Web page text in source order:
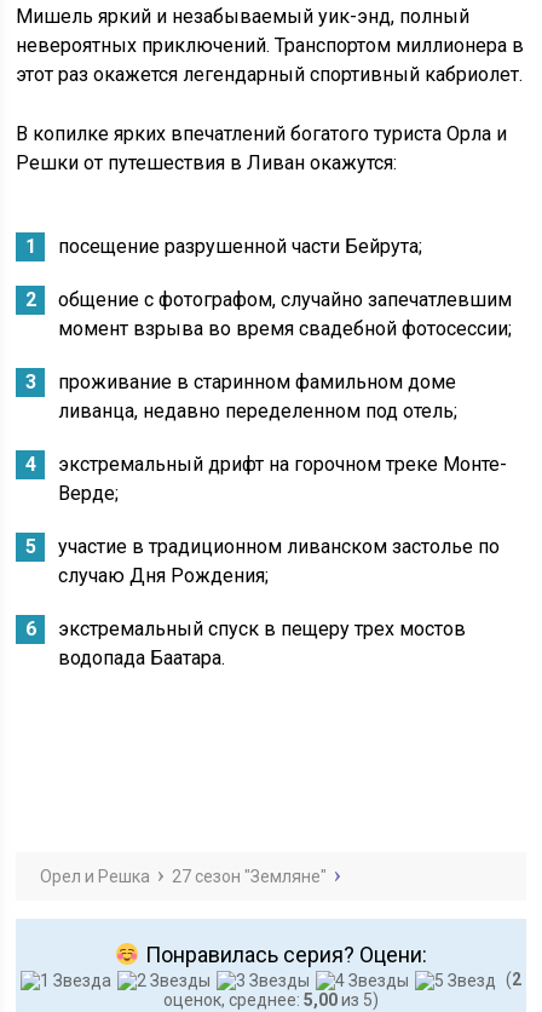
Мишель яркий и незабываемый уик-энд, полный
невероятных приключений. Транспортом миллионера в
этот раз окажется легендарный спортивный кабриолет.
В копилке ярких впечатлений богатого туриста Орла и
Решки от путешествия в Ливан окажутся:
посещение разрушенной части Бейрута;
общение с фотографом, случайно запечатлевшим
момент взрыва во время свадебной фотосессии;
проживание в старинном фамильном доме
ливанца, недавно переделенном под отель;
экстремальный дрифт на горочном треке Монте-
Верде;
участие в традиционном ливанском застолье по
случаю Дня Рождения;
экстремальный спуск в пещеру трех мостов
водопада Баатара.
Орел и Решка 27 сезон "Земляне"
Понравилась серия? Оцени:
(2
оценок, среднее: 5,00из 5)